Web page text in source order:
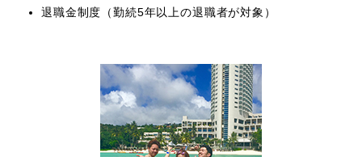
退職金制度（勤続5年以上の退職者が対象）